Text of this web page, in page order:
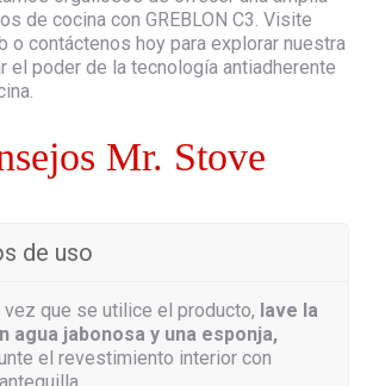
de cocina con GREBLON C3. Visite
o contáctenos hoy para explorar nuestra
el poder de la tecnología antiadherente
Mr. Stove
de uso
vez que se utilice el producto, lave la
agua jabonosa y una esponja,
el revestimiento interior con